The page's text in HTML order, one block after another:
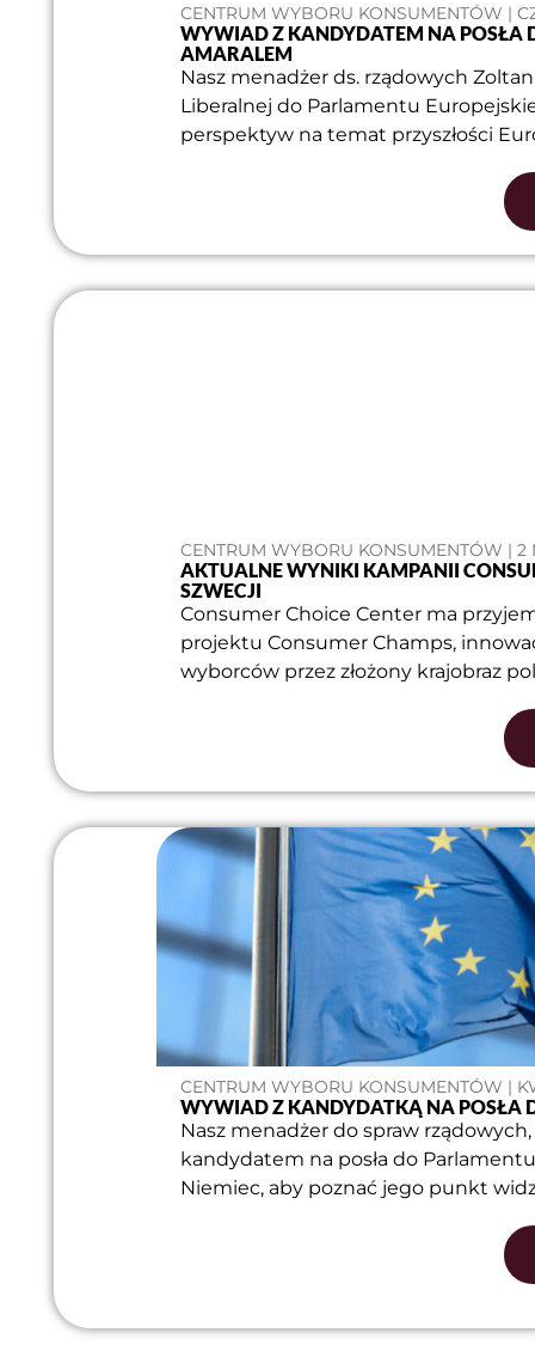
CENTRUM WYBORU KONSUMENTÓW |
WYWIAD Z KANDYDATEM NA POSŁA
AMARALEM
Nasz menadżer ds. rządowych
Liberalnej do Parlamentu
perspektyw na temat przyszłości
CENTRUM WYBORU KONSUMENTÓW | 2
AKTUALNE WYNIKI KAMPANII
SZWECJI
Consumer Choice Center ma
projektu Consumer Champs,
wyborców przez złożony krajobraz
CENTRUM WYBORU KONSUMENTÓW |
WYWIAD Z KANDYDATKĄ NA POSŁA
Nasz menadżer do spraw
kandydatem na posła do
Niemiec, aby poznać jego punkt